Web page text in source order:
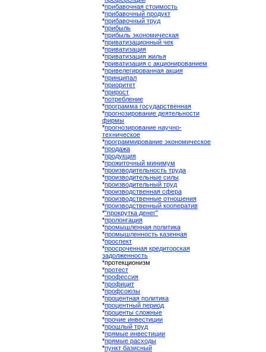
*прибавочная стоимость
*прибавочный продукт
*прибавочный труд
*прибыль
*прибыль экономическая
*приватизационный чек
*приватизация
*приватизация жилья
*приватизация с акционированием
*привелегированная акция
*принципал
*приоритет
*прирост
*потребление
*программа государственная
*прогнозирование деятельности
фирмы
*прогнозирование научно-
техническое
*программирование экономическое
*продажа
*продукция
*прожиточный минимум
*производительность труда
*производительные силы
*производительный труд
*производственная сфера
*производственные отношения
*производственный кооператив
*"прокрутка денег"
*пролонгация
*промышленная политика
*промышленность казенная
*проспект
*просроченная кредиторская
задолженность
*протекционизм
*протест
*профессия
*профицит
*профсоюзы
*процентная политика
*процентный период
*проценты сложные
*прочие инвестиции
*прошлый труд
*прямые инвестиции
*прямые расходы
*пункт базисный